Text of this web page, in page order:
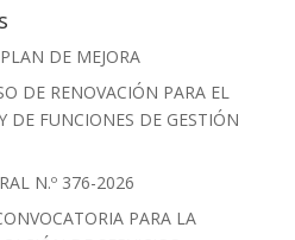
DE MEJORA
DE RENOVACIÓN PARA EL
DE FUNCIONES DE GESTIÓN
N.º 376-2026
PARA LA